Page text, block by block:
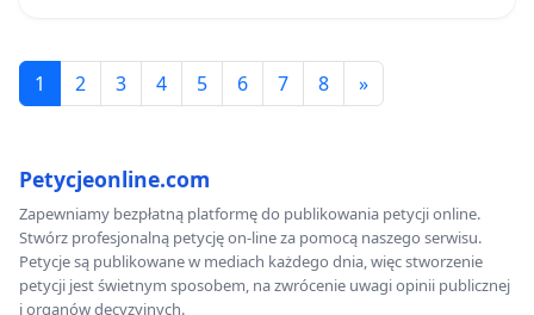
1 2 3 4 5 6 7 8 »
Petycjeonline.com
Zapewniamy bezpłatną platformę do publikowania petycji online.
Stwórz profesjonalną petycję on-line za pomocą naszego serwisu.
Petycje są publikowane w mediach każdego dnia, więc stworzenie
petycji jest świetnym sposobem, na zwrócenie uwagi opinii publicznej
i organów decyzyjnych.